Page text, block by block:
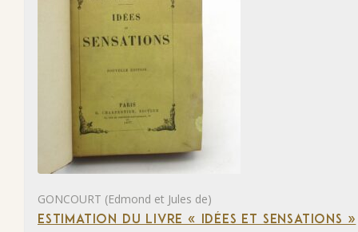
GONCOURT (Edmond et Jules de)
ESTIMATION DU LIVRE « IDÉES ET SENSATIONS »